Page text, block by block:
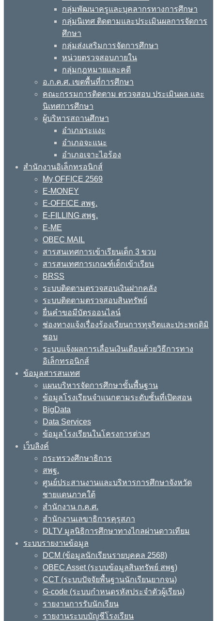
กลุ่มพัฒนาครูและบุคลากรทางการศึกษา
กลุ่มนิเทศ ติดตามและประเมินผลการจัดการ
ศึกษา
กลุ่มส่งเสริมการจัดการศึกษา
หน่วยตรวจสอบภายใน
กลุ่มกฎหมายและคดี
อ.ก.ค.ศ. เขตพื้นที่การศึกษา
คณะกรรมการติดตาม ตรวจสอบ ประเมินผล และ
นิเทศการศึกษา
ผู้บริหารสถานศึกษา
อำเภอระแงะ
อำเภอจะแนะ
อำเภอเจาะไอร้อง
สำนักงานอิเล็กทรอนิกส์
My OFFICE 2569
E-MONEY
E-OFFICE สพฐ.
E-FILLING สพฐ.
E-ME
OBEC MAIL
สารสนเทศการเข้าเรียนเด็ก 3 ขวบ
สารสนเทศการเกณฑ์เด็กเข้าเรียน
BRSS
ระบบติดตามตรวจสอบเงินฝากคลัง
ระบบติดตามตรวจสอบสินทรัพย์
ยื่นคำขอมีบัตรออนไลน์
ช่องทางแจ้งเรื่องร้องเรียนการทุจริตและประพฤติมิ
ชอบ
ระบบแจ้งผลการเลื่อนเงินเดือนด้วยวิธีการทาง
อิเล็กทรอนิกส์
ข้อมูลสารสนเทศ
แผนบริหารจัดการศึกษาขั้นพื้นฐาน
ข้อมูลโรงเรียนจำแนกตามระดับชั้นที่เปิดสอน
BigData
Data Services
ข้อมูลโรงเรียนในโครงการต่างๆ
เว็บลิงค์
กระทรวงศึกษาธิการ
สพฐ.
ศูนย์ประสานงานและบริหารการศึกษาจังหวัด
ชายแดนภาคใต้
สำนักงาน ก.ค.ศ.
สำนักงานเลขาธิการคุรุสภา
DLTV มูลนิธิการศึกษาทางไกลผ่านดาวเทียม
ระบบรายงานข้อมูล
DCM (ข้อมูลนักเรียนรายบุคคล 2568)
OBEC Asset (ระบบข้อมูลสินทรัพย์ สพฐ)
CCT (ระบบปัจจัยพื้นฐานนักเรียนยากจน)
G-code (ระบบกำหนดรหัสประจำตัวผู้เรียน)
รายงานการรับนักเรียน
รายงานระบบบัญชีโรงเรียน